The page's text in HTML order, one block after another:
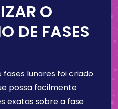
O
DE FASES
fases lunares foi criado
possa facilmente
exatas sobre a fase